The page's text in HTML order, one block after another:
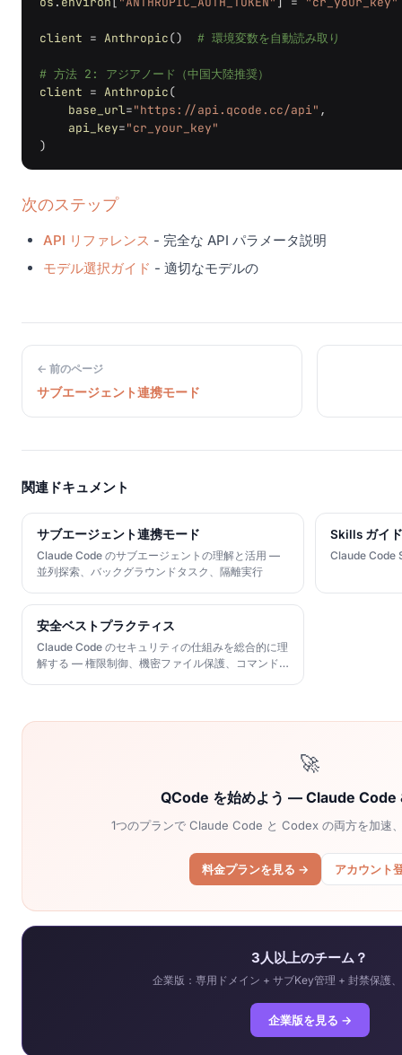
client = Anthropic() # 環境変数を自動読み取り
# 方法 2: アジアノード（中国大陸推奨）
client = Anthropic(
base_url="https://api.qcode.cc/api" ,
api_key="cr_your_key"
)
次のステップ
API リファレンス - 完全な API パラメータ説明
モデル選択ガイド - 適切なモデルの
← 前のページ
サブエージェント連携モード
関連ドキュメント
サブエージェント連携モード
Claude Code のサブエージェントの理解と活用 —
並列探索、バックグラウンドタスク、隔離実行
Skills ガイド
Claude Code
安全ベストプラクティス
Claude Code のセキュリティの仕組みを総合的に理
解する — 権限制御、機密ファイル保護、コマンド
🚀
QCode を始めよう — Claude Code
1つのプランで Claude Code と Codex の両方を加速
料金プランを見る → アカウント
3人以上のチーム？
企業版：専用ドメイン + サブKey管理 + 封禁保護
企業版を見る →